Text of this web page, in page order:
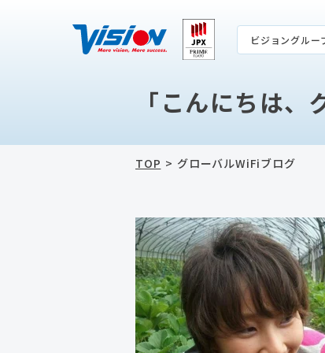
ビジョングルー
「こんにちは、
TOP グローバルWiFiブログ